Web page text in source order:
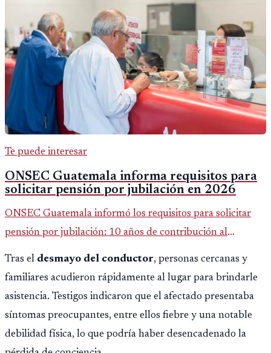
Te puede interesar
ONSEC Guatemala informa requisitos para
solicitar pensión por jubilación en 2026
ONSEC Guatemala informó los requisitos para solicitar
pensión por jubilación: 10 años de contribución al
Montepío y 50 años de edad, o 20 años de servicio sin
importar edad.
Tras el desmayo del conductor, personas cercanas y
familiares acudieron rápidamente al lugar para brindarle
asistencia. Testigos indicaron que el afectado presentaba
síntomas preocupantes, entre ellos fiebre y una notable
debilidad física, lo que podría haber desencadenado la